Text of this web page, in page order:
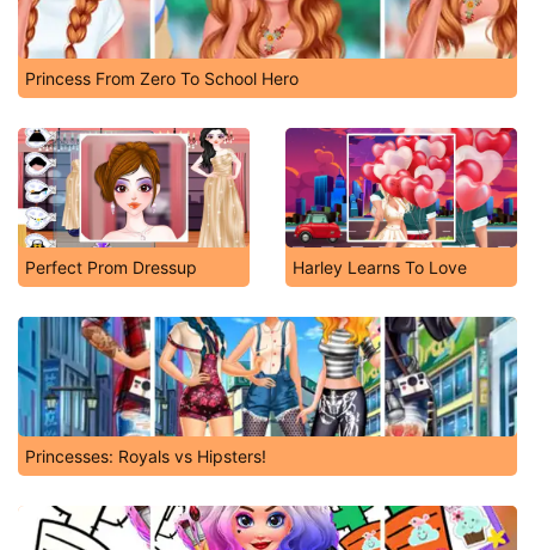
Princess From Zero To School Hero
Perfect Prom Dressup Harley Learns To Love
Princesses: Royals vs Hipsters!